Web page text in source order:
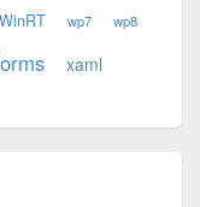
WinRT wp7 wp8
xaml